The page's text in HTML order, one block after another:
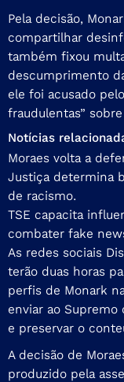
Pela decisão,
compartilhar
também fixou
descumprimento
ele foi acusado
fraudulentas”
Notícias
Moraes volta a
Justiça determina
de racismo.
TSE capacita
combater fake
As redes sociais
terão duas horas
perfis de Monark
enviar ao
e preservar o
A decisão de
produzido pela